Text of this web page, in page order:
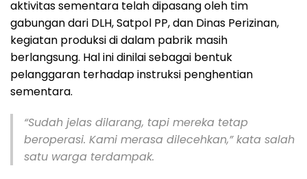
aktivitas sementara telah dipasang oleh tim
gabungan dari DLH, Satpol PP, dan Dinas Perizinan,
kegiatan produksi di dalam pabrik masih
berlangsung. Hal ini dinilai sebagai bentuk
pelanggaran terhadap instruksi penghentian
sementara.
“Sudah jelas dilarang, tapi mereka tetap
beroperasi. Kami merasa dilecehkan,” kata salah
satu warga terdampak.